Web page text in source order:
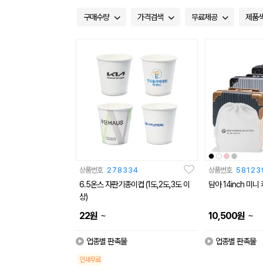
구매수량 가격검색 무료제공 제품
상품번호 278334
6.5온스 자판기종이컵 (1도,2도,3도 이
상)
22원 ~
업종별 판촉물
인쇄무료
상품번호
담아 14inch 미니
10,500원 ~
업종별 판촉물